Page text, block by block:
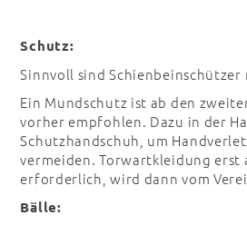
Schutz:
Sinnvoll sind Schienbeinschützer
Ein Mundschutz ist ab den
vorher empfohlen. Dazu in der
Schutzhandschuh, um
vermeiden. Torwartkleidung erst
erforderlich, wird dann vom
Bälle: